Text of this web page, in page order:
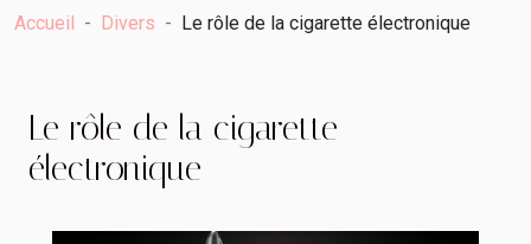
Accueil Divers Le rôle de la cigarette électronique
Le rôle de la cigarette
électronique